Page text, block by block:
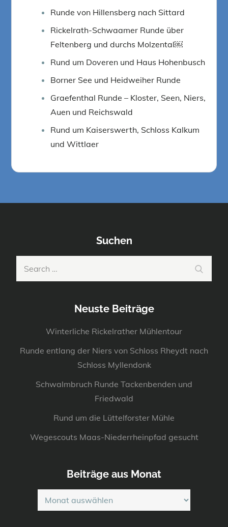
Runde von Hillensberg nach Sittard
Rickelrath-Schwaamer Runde über
Feltenberg und durchs Molzental￼
Rund um Doveren und Haus Hohenbusch
Borner See und Heidweiher Runde
Graefenthal Runde – Kloster, Seen, Niers,
Auen und Reichswald
Rund um Kaiserswerth, Schloss Kalkum
und Wittlaer
Suchen
Neuste Beiträge
Winterliche Rickelrather Mühlentour
Runde entlang der Niers von Schloss Rheydt nach
Schloss Myllendonk
Schwalmbruch Runde Tackenbenden und
Friedwald
Rund um die Lüttelforster Mühle
Wegescouts Maas-Niederrheinpfad gesucht
Beiträge aus Monat
Beiträge
aus